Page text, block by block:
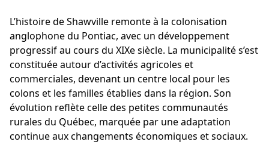
L’histoire de Shawville remonte à la colonisation
anglophone du Pontiac, avec un développement
progressif au cours du XIXe siècle. La municipalité s’est
constituée autour d’activités agricoles et
commerciales, devenant un centre local pour les
colons et les familles établies dans la région. Son
évolution reflète celle des petites communautés
rurales du Québec, marquée par une adaptation
continue aux changements économiques et sociaux.